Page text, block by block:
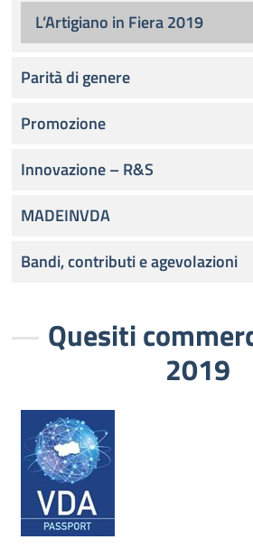
Quesiti
2019
L’Artigiano in Fiera 2019
Parità di genere
Promozione
Innovazione – R&S
MADEINVDA
Bandi, contributi e agevolazioni